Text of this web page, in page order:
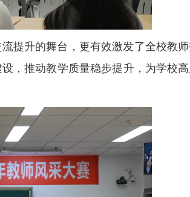
提升的舞台，更有效激发了全校教
，推动教学质量稳步提升，为学校